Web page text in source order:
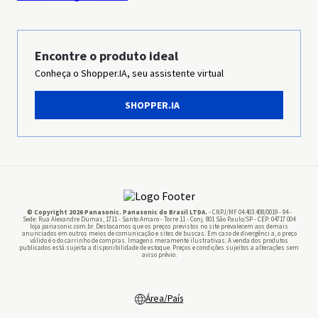
Grupo Panasonic
Imprensa
Panasonic Business
Pilhas
Encontre o produto ideal
Conheça o Shopper.IA, seu assistente virtual
SHOPPER.IA
© Copyright 2026 Panasonic. Panasonic do Brasil LTDA. - CNPJ/MF 04.403.408/0019 - 94 -
Sede: Rua Alexandre Dumas, 1711 - Santo Amaro - Torre 11 - Conj. 801 São Paulo/SP - CEP: 04717 004
loja.panasonic.com.br. Destacamos que os preços previstos no site prevalecem aos demais
anunciados em outros meios de comunicação e sites de buscas. Em caso de divergênci a, o preço
válido é o do carrinho de compras. Imagens meramente ilustrativas. A venda dos produtos
publicados está sujeita a disponibilidade de estoque. Preços e condições sujeitos a alterações sem
aviso prévio.
Área/País